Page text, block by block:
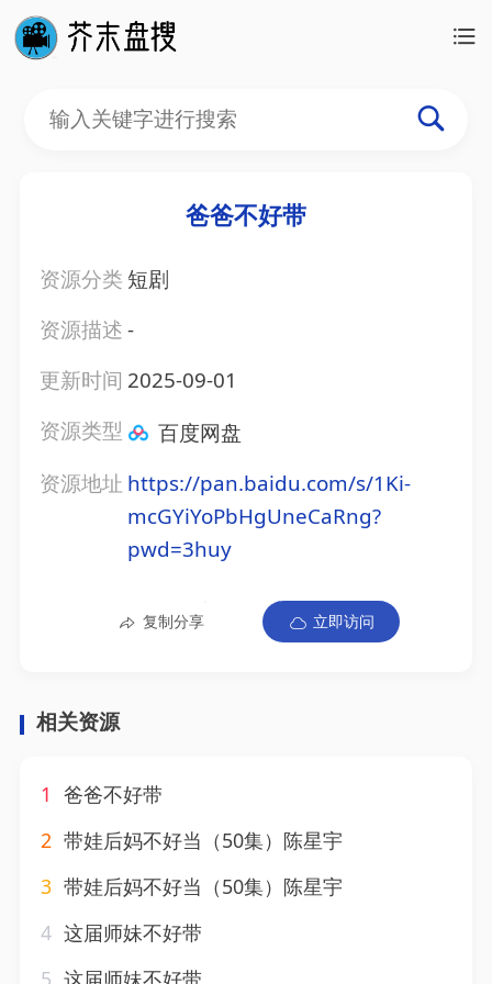
爸爸不好带
资源分类 短剧
资源描述-
更新时间 2025-09-01
资源类型
百度网盘
资源地址 https://pan.baidu.com/s/1Ki-
mcGYiYoPbHgUneCaRng?
pwd=3huy
复制分享 立即访问
相关资源
1 爸爸不好带
2 带娃后妈不好当（50集）陈星宇
3 带娃后妈不好当（50集）陈星宇
4 这届师妹不好带